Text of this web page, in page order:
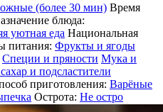
(более 30 мин) Время
блюда:
уютная еда Национальная
питания: Фрукты и ягоды
Специи и пряности Мука и
и подсластители
приготовления: Варёные
Острота: Не остро